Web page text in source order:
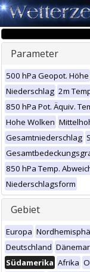
Parameter
500 hPa Geopot. Höhe
Niederschlag 2m
850 hPa Pot. Äquiv.
Hohe Wolken
Gesamtniederschlag
850 hPa Temp.
Niederschlagsform
Gebiet
Europa
Deutschland
Südamerika Afrika